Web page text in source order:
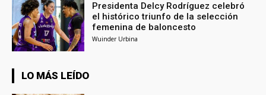
Presidenta Delcy Rodríguez celebró
el histórico triunfo de la selección
femenina de baloncesto
Wuinder Urbina
LO MÁS LEÍDO